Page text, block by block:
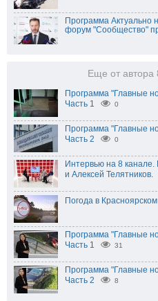
Программа
форум "Сообщество"
Еще от автора
Программа "Главные
Часть 1
0
Программа "Главные
Часть 2
0
Интервью на 8
и Алексей Телятников.
Погода в
Программа "Главные
Часть 1
31
Программа "Главные
Часть 2
8